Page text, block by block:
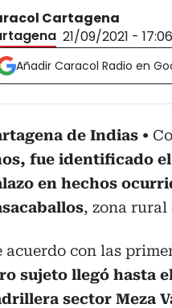
Cartagena
21/09/2021 - 17:06
Añadir Caracol Radio en
de Indias
fue identificado
en hechos
, zona rural
acuerdo con las
sujeto llegó hasta
sector Meza